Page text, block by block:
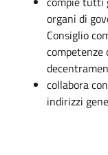
organi di
Consiglio
competenze
collabora
indirizzi